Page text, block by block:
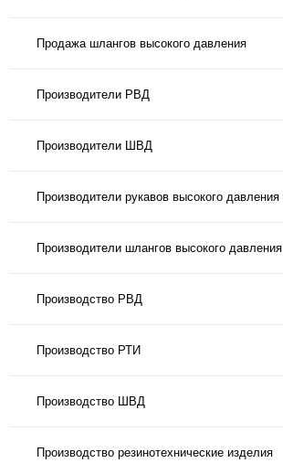
Продажа шлангов высокого давления
Производители РВД
Производители ШВД
Производители рукавов высокого давления
Производители шлангов высокого давления
Производство РВД
Производство РТИ
Производство ШВД
Производство резинотехнические изделия